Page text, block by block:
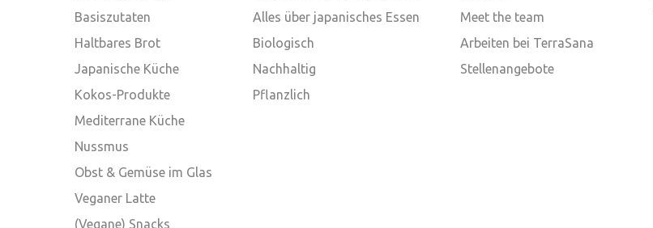
Basiszutaten
Haltbares Brot
Japanische Küche
Kokos-Produkte
Mediterrane Küche
Nussmus
Obst & Gemüse im Glas
Veganer Latte
(Vegane) Snacks
Alles über japanisches Essen
Biologisch
Nachhaltig
Pflanzlich
Meet the team
Arbeiten bei TerraSana
Stellenangebote